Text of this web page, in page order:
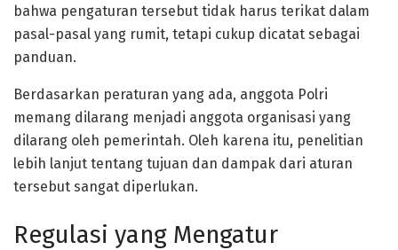
bahwa pengaturan tersebut tidak harus terikat dalam
pasal-pasal yang rumit, tetapi cukup dicatat sebagai
panduan.
Berdasarkan peraturan yang ada, anggota Polri
memang dilarang menjadi anggota organisasi yang
dilarang oleh pemerintah. Oleh karena itu, penelitian
lebih lanjut tentang tujuan dan dampak dari aturan
tersebut sangat diperlukan.
Regulasi yang Mengatur